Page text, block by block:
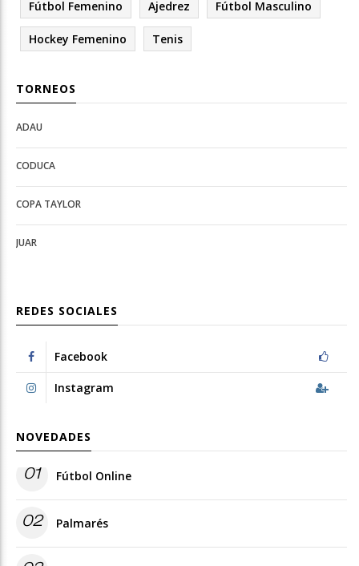
Fútbol Femenino Ajedrez Fútbol Masculino
Hockey Femenino Tenis
TORNEOS
Open
Deportes
configuration
options
Open
configuration
options
ADAU
CODUCA
COPA TAYLOR
JUAR
REDES SOCIALES
Facebook
Instagram
NOVEDADES
01 Fútbol Online
02 Palmarés